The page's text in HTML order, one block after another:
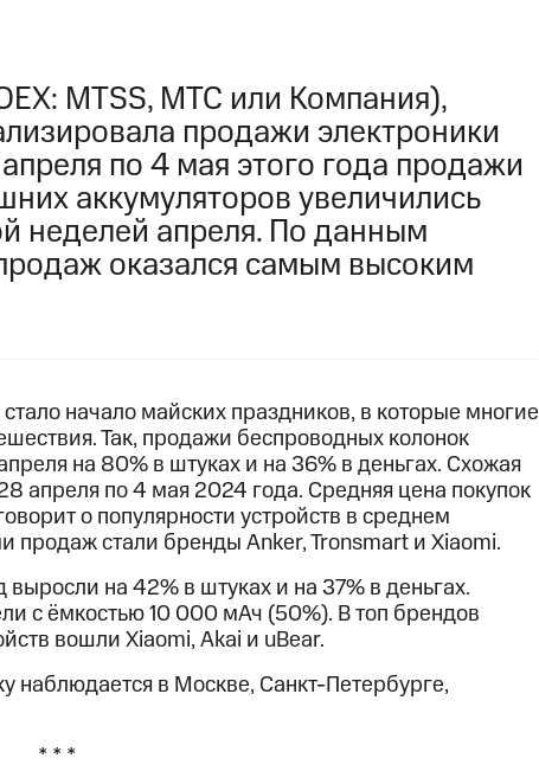
MTSS, МТС или Компания),
продажи электроники
по 4 мая этого года продажи
аккумуляторов увеличились
неделей апреля. По данным
оказался самым высоким
начало майских праздников, в которые многие
Так, продажи беспроводных колонок
на 80% в штуках и на 36% в деньгах. Схожая
апреля по 4 мая 2024 года. Средняя цена покупок
о популярности устройств в среднем
стали бренды Anker, Tronsmart и Xiaomi.
на 42% в штуках и на 37% в деньгах.
с ёмкостью 10 000 мАч (50%). В топ брендов
вошли Xiaomi, Akai и uBear.
наблюдается в Москве, Санкт-Петербурге,
* * *